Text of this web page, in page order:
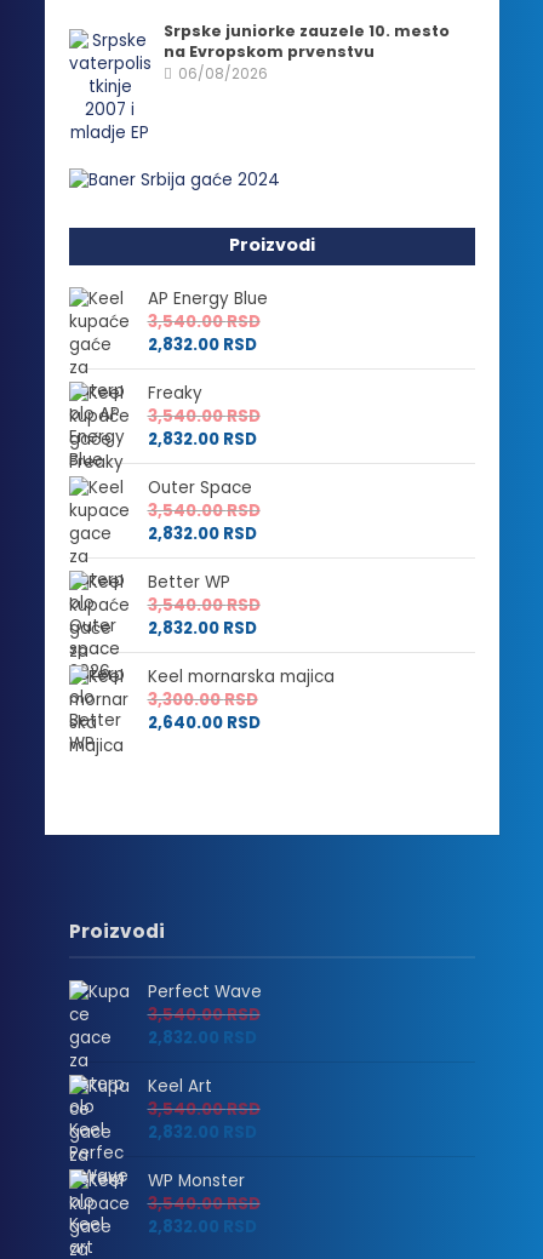
Srpske juniorke zauzele 10. mesto
na Evropskom prvenstvu
06/08/2026
Proizvodi
AP Energy Blue
3,540.00RSD
2,832.00 RSD
Freaky
3,540.00RSD
2,832.00 RSD
Outer Space
3,540.00RSD
2,832.00 RSD
Better WP
3,540.00RSD
2,832.00 RSD
Keel mornarska majica
3,300.00RSD
2,640.00 RSD
Proizvodi
Perfect Wave
3,540.00RSD
2,832.00 RSD
Keel Art
3,540.00RSD
2,832.00 RSD
WP Monster
3,540.00RSD
2,832.00 RSD